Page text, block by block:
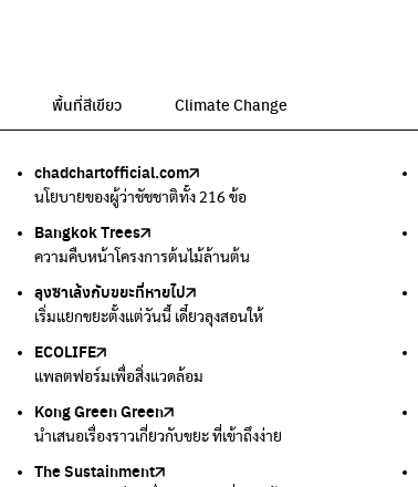
พื้นที่สีเขียว Climate Change
chadchartofficial.com
นโยบายของผู้ว่าชัชชาติทั้ง 216 ข้อ
Bangkok Trees
ความคืบหน้าโครงการต้นไม้ล้านต้น
ลุงซาเล้งกับขยะที่หายไป
เริ่มแยกขยะตั้งแต่วันนี้ เดี๋ยวลุงสอนให้
ECOLIFE
แพลตฟอร์มเพื่อสิ่งแวดล้อม
Kong Green Green
นำเสนอเรื่องราวเกี่ยวกับขยะ ที่เข้าถึงง่าย
The Sustainment
BKK Zero Waste
กรุงเทพฯไม่เทรวม
Green2Get
แอปแยกขยะได้ง่ายๆเพียงสแกนบาร์โค้ดสินค้า
มูลนิธิโลกสีเขียว
สร้างโลกเขียวด้วยพลังเรียนรู้
Plaplus
แพลตฟอร์มการจัดการพลาสติกชีวภาพหลังการกินดื่ม
ECOLIFE
แพลตฟอร์มเพื่อสิ่งแวดล้อม
มือวิเศษกรุงเทพ
Airbkk
รายงานคุณภาพอากาศในกรุงเทพมหานคร
Line Alert
แจ้งเตือนฝุ่นผ่านไลน์ เมื่อค่าฝุ่นสูง
สำนักสิ่งแวดล้อม กรุงเทพมหานคร
ศูนย์ข้อมูลกระจายข่าวส่งเสริมอนุรักษ์พลังงาน กทม.
Greener Bangkok 2030
โครงการเพิ่มพื้นที่สีเขียวภายในปี 2030
Urban Design and Development Center
ศูนย์ออกแบบและพัฒนาผังเมือง
BangkokStories
เรื่องราวในกรุงเทพโดยครีเอเตอร์
Climate Strike Thailand
เพจรณรงค์โครงการเพื่อสิ่งแวดล้อมในสังคม
กรมอุตุนิยมวิทยา
กรมควบคุมอากาศรวมถึงการแจ้งเตือนภัยพิบัติ
35 Hours Bangkok Nature Play
โครงการ 35 ชั่วโมงการเรียนรู้ธรรมชาติผ่านการเล่น